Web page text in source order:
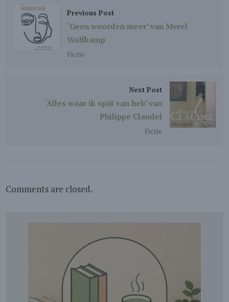
Previous Post
‘Geen woorden meer’ van Merel
Wolfkamp
Fictie
Next Post
‘Alles waar ik spijt van heb’ van
Philippe Claudel
Fictie
Comments are closed.